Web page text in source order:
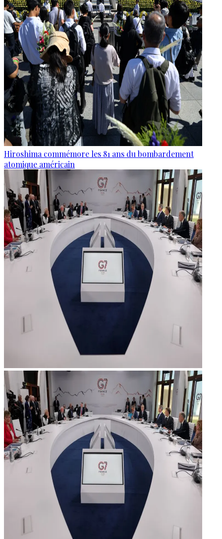
Hiroshima commémore les 81 ans du bombardement
atomique américain